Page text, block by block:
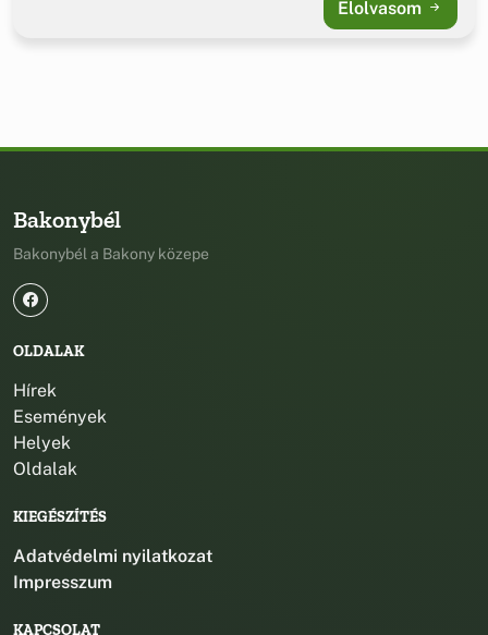
Elolvasom
Bakonybél
Bakonybél a Bakony közepe
OLDALAK
Hírek
Események
Helyek
Oldalak
KIEGÉSZÍTÉS
Adatvédelmi nyilatkozat
Impresszum
KAPCSOLAT